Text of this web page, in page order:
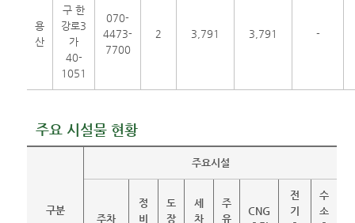
용
산
구 한
강로3
가
40-
1051
070-
4473-
7700
2 3,791 3,791 -
주요 시설물 현황
구분
주요시설
주차
정
비
도
장
세
차
주
유
CNG
전
기
수
소